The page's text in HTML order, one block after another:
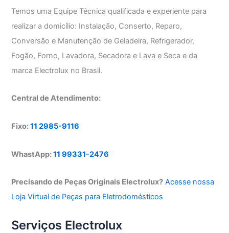
Temos uma Equipe Técnica qualificada e experiente para
realizar a domicílio: Instalação, Conserto, Reparo,
Conversão e Manutenção de Geladeira, Refrigerador,
Fogão, Forno, Lavadora, Secadora e Lava e Seca e da
marca Electrolux no Brasil.
Central de Atendimento:
Fixo:11 2985-9116
WhastApp:11 99331-2476
Precisando de Peças Originais Electrolux? Acesse nossa
Loja Virtual de Peças para Eletrodomésticos
Serviços Electrolux